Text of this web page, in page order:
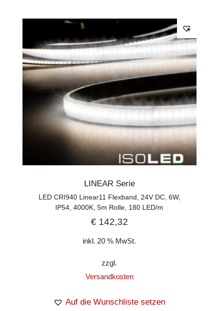
LINEAR Serie
LED CRI940 Linear11 Flexband, 24V DC, 6W,
IP54, 4000K, 5m Rolle, 180 LED/m
€142,32
inkl. 20 % MwSt.
zzgl.
Versandkosten
Auf die Wunschliste setzen